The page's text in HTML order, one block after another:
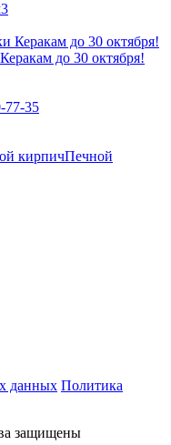
до 30 октября!
77-35
кирпичПечной
данных Политика
защищены